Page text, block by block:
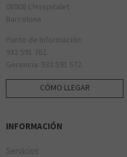
08908 L'Hospitalet
Barcelona
Punto de Información:
932 591 762.
Gerencia: 932 591 572.
CÓMO LLEGAR
INFORMACIÓN
Servicios